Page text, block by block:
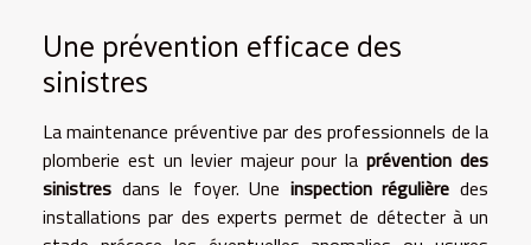
Une prévention efficace des
sinistres
La maintenance préventive par des professionnels de la
plomberie est un levier majeur pour laprévention des
sinistres dans le foyer. Une inspection régulière des
installations par des experts permet de détecter à un